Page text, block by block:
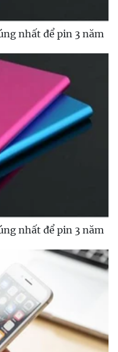
nhất để pin 3 năm
nhất để pin 3 năm